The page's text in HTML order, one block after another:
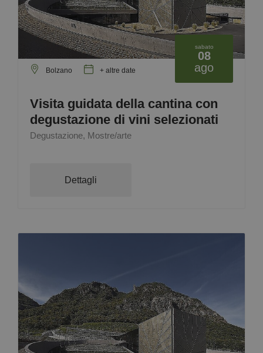
sabato
08
ago
Bolzano + altre date
Visita guidata della cantina con
degustazione di vini selezionati
Degustazione, Mostre/arte
Dettagli